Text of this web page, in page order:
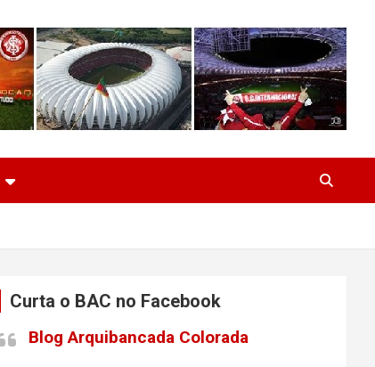
Curta o BAC no Facebook
Blog Arquibancada Colorada